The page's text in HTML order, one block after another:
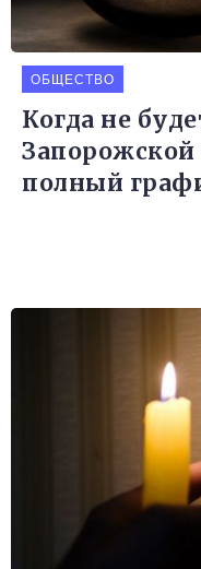
ОБЩЕСТВО
Когда не
Запорожской
полный